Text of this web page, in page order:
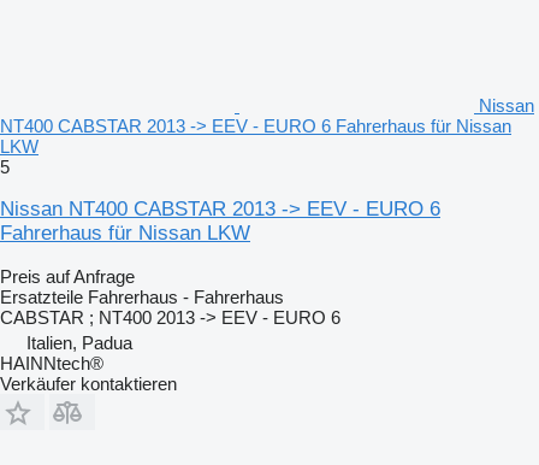
Nissan
NT400 CABSTAR 2013 -> EEV - EURO 6 Fahrerhaus für Nissan
LKW
5
Nissan NT400 CABSTAR 2013 -> EEV - EURO 6
Fahrerhaus für Nissan LKW
Preis auf Anfrage
Ersatzteile Fahrerhaus - Fahrerhaus
CABSTAR ; NT400 2013 -> EEV - EURO 6
Italien, Padua
HAINNtech®
Verkäufer kontaktieren